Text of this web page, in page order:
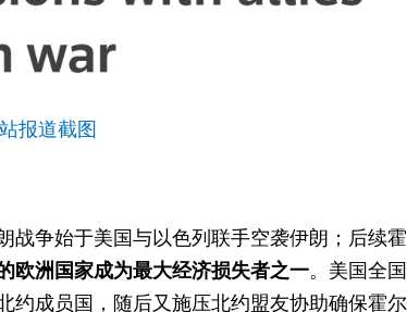
报道截图
战争始于美国与以色列联手空袭伊朗；后续霍
欧洲国家成为最大经济损失者之一。美国全国
约成员国，随后又施压北约盟友协助确保霍尔